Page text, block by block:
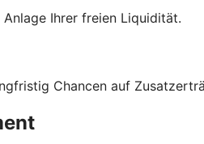
Ihrer freien Liquidität.
Chancen auf